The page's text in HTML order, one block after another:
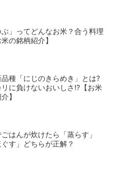
ぶ」ってどんなお米？合う料理
の銘柄紹介】
種「にじのきらめき」とは?
リに負けないおいしさ!?【お米
】
はんが炊けたら「蒸らす」
ぐす」どちらが正解？